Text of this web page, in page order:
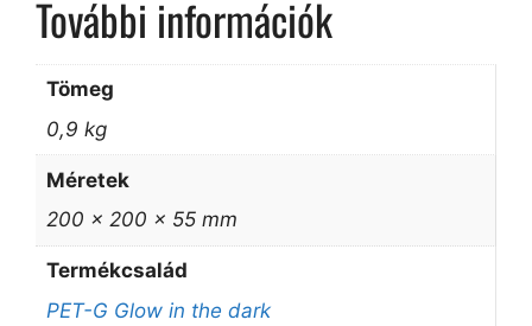
További információk
Tömeg
0,9 kg
Méretek
200 × 200 × 55 mm
Termékcsalád
PET-G Glow in the dark